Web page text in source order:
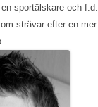
sportälskare och f.d.
strävar efter en mer